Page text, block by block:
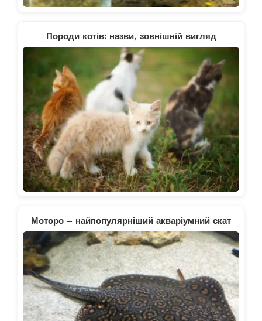
Породи котів: назви, зовнішній вигляд
Моторо – найпопулярніший акваріумний скат